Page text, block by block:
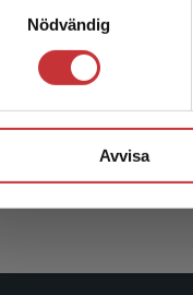
Nödvändig
Avvisa
Exkl.